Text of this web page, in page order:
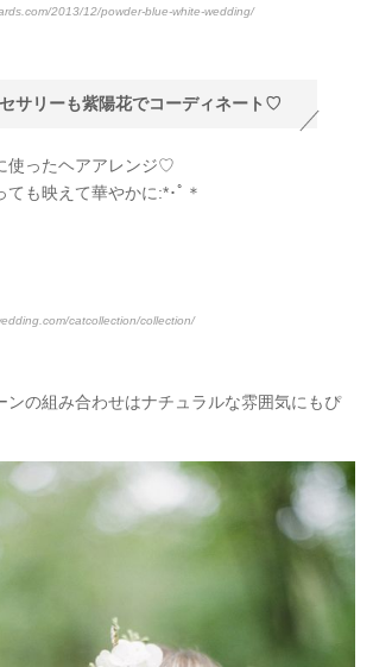
2013/12/powder-blue-white-wedding/
サリーも紫陽花でコーディネート♡
使ったヘアアレンジ♡
ても映えて華やかに:*･ﾟ＊
catcollection/collection/
ンの組み合わせはナチュラルな雰囲気にもぴ